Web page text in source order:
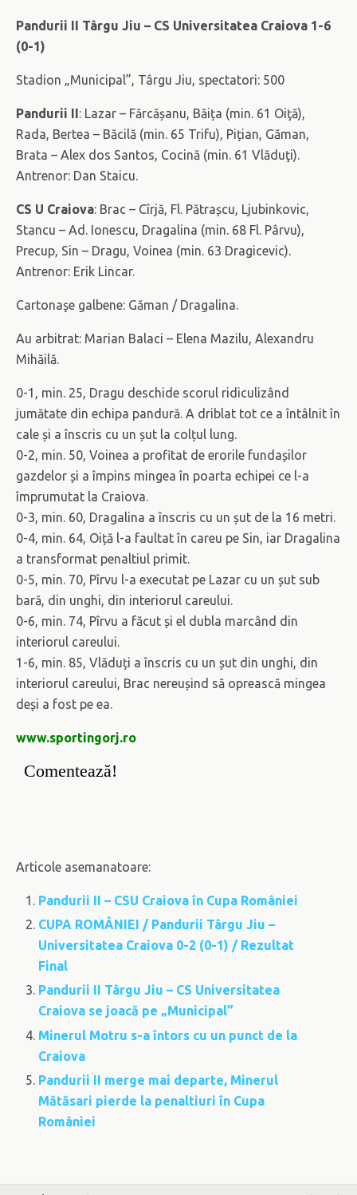
Pandurii II Târgu Jiu – CS Universitatea Craiova 1-6
(0-1)
Stadion „Municipal”, Târgu Jiu, spectatori: 500
Pandurii II: Lazar – Fărcășanu, Băița (min. 61 Oiţă),
Rada, Bertea – Băcilă (min. 65 Trifu), Pițian, Găman,
Brata – Alex dos Santos, Cocină (min. 61 Vlăduţi).
Antrenor: Dan Staicu.
CS U Craiova: Brac – Cîrjă, Fl. Pătrașcu, Ljubinkovic,
Stancu – Ad. Ionescu, Dragalina (min. 68 Fl. Pârvu),
Precup, Sin – Dragu, Voinea (min. 63 Dragicevic).
Antrenor: Erik Lincar.
Cartonaşe galbene: Găman / Dragalina.
Au arbitrat: Marian Balaci – Elena Mazilu, Alexandru
Mihăilă.
0-1, min. 25, Dragu deschide scorul ridiculizând
jumătate din echipa pandură. A driblat tot ce a întâlnit în
cale și a înscris cu un șut la colțul lung.
0-2, min. 50, Voinea a profitat de erorile fundașilor
gazdelor și a împins mingea în poarta echipei ce l-a
împrumutat la Craiova.
0-3, min. 60, Dragalina a înscris cu un șut de la 16 metri.
0-4, min. 64, Oiță l-a faultat în careu pe Sin, iar Dragalina
a transformat penaltiul primit.
0-5, min. 70, Pîrvu l-a executat pe Lazar cu un șut sub
bară, din unghi, din interiorul careului.
0-6, min. 74, Pîrvu a făcut și el dubla marcând din
interiorul careului.
1-6, min. 85, Vlăduți a înscris cu un șut din unghi, din
interiorul careului, Brac nereușind să oprească mingea
deși a fost pe ea.
www.sportingorj.ro
Comentează!
Articole asemanatoare:
Pandurii II – CSU Craiova în Cupa României
CUPA ROMÂNIEI / Pandurii Târgu Jiu –
Universitatea Craiova 0-2 (0-1) / Rezultat
Final
Pandurii II Târgu Jiu – CS Universitatea
Craiova se joacă pe „Municipal”
Minerul Motru s-a întors cu un punct de la
Craiova
Pandurii II merge mai departe, Minerul
Mătăsari pierde la penaltiuri în Cupa
României